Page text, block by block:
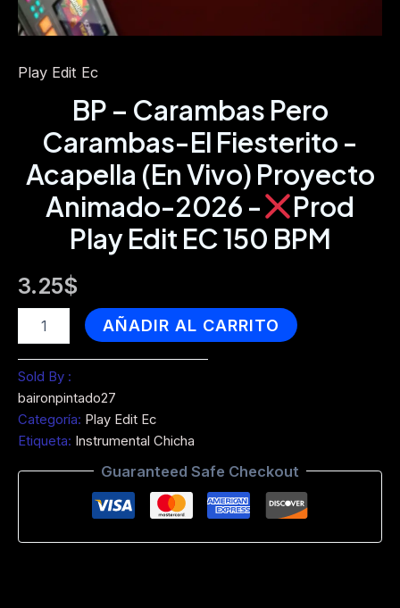
Play Edit Ec
BP – Carambas Pero
Carambas-El Fiesterito -
Acapella (En Vivo) Proyecto
Animado-2026 -
Prod
Play Edit EC 150 BPM
3.25$
Pero
Carambas-
El
Fiesterito
-
(En
2026
AÑADIR AL CARRITO
Sold By :
baironpintado27
Categoría: Play Edit Ec
Etiqueta: Instrumental Chicha
Guaranteed Safe Checkout